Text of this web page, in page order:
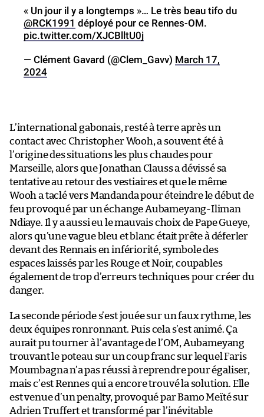
« Un jour il y a longtemps »… Le très beau tifo du
@RCK1991 déployé pour ce Rennes-OM.
pic.twitter.com/XJCBlltU0j
— Clément Gavard (@Clem_Gavv) March 17,
2024
L’international gabonais, resté à terre après un
contact avec Christopher Wooh, a souvent été à
l’origine des situations les plus chaudes pour
Marseille, alors que Jonathan Clauss a dévissé sa
tentative au retour des vestiaires et que le même
Wooh a taclé vers Mandanda pour éteindre le début de
feu provoqué par un échange Aubameyang-Iliman
Ndiaye. Il y a aussi eu le mauvais choix de Pape Gueye,
alors qu’une vague bleu et blanc était prête à déferler
devant des Rennais en infériorité, symbole des
espaces laissés par les Rouge et Noir, coupables
également de trop d’erreurs techniques pour créer du
danger.
La seconde période s’est jouée sur un faux rythme, les
deux équipes ronronnant. Puis cela s’est animé. Ça
aurait pu tourner à l’avantage de l’OM, Aubameyang
trouvant le poteau sur un coup franc sur lequel Faris
Moumbagna n’a pas réussi à reprendre pour égaliser,
mais c’est Rennes qui a encore trouvé la solution. Elle
est venue d’un penalty, provoqué par Bamo Meïté sur
Adrien Truffert et transformé par l’inévitable